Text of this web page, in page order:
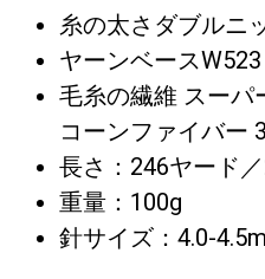
糸の太さダブルニ
ヤーンベースW523
毛糸の繊維 スーパ
コーンファイバー
長さ：246ヤード
重量：100g
針サイズ：4.0-